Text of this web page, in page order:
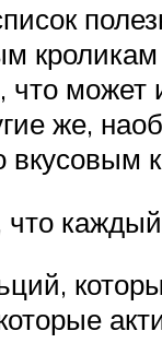
кроликам
что
же,
вкусовым